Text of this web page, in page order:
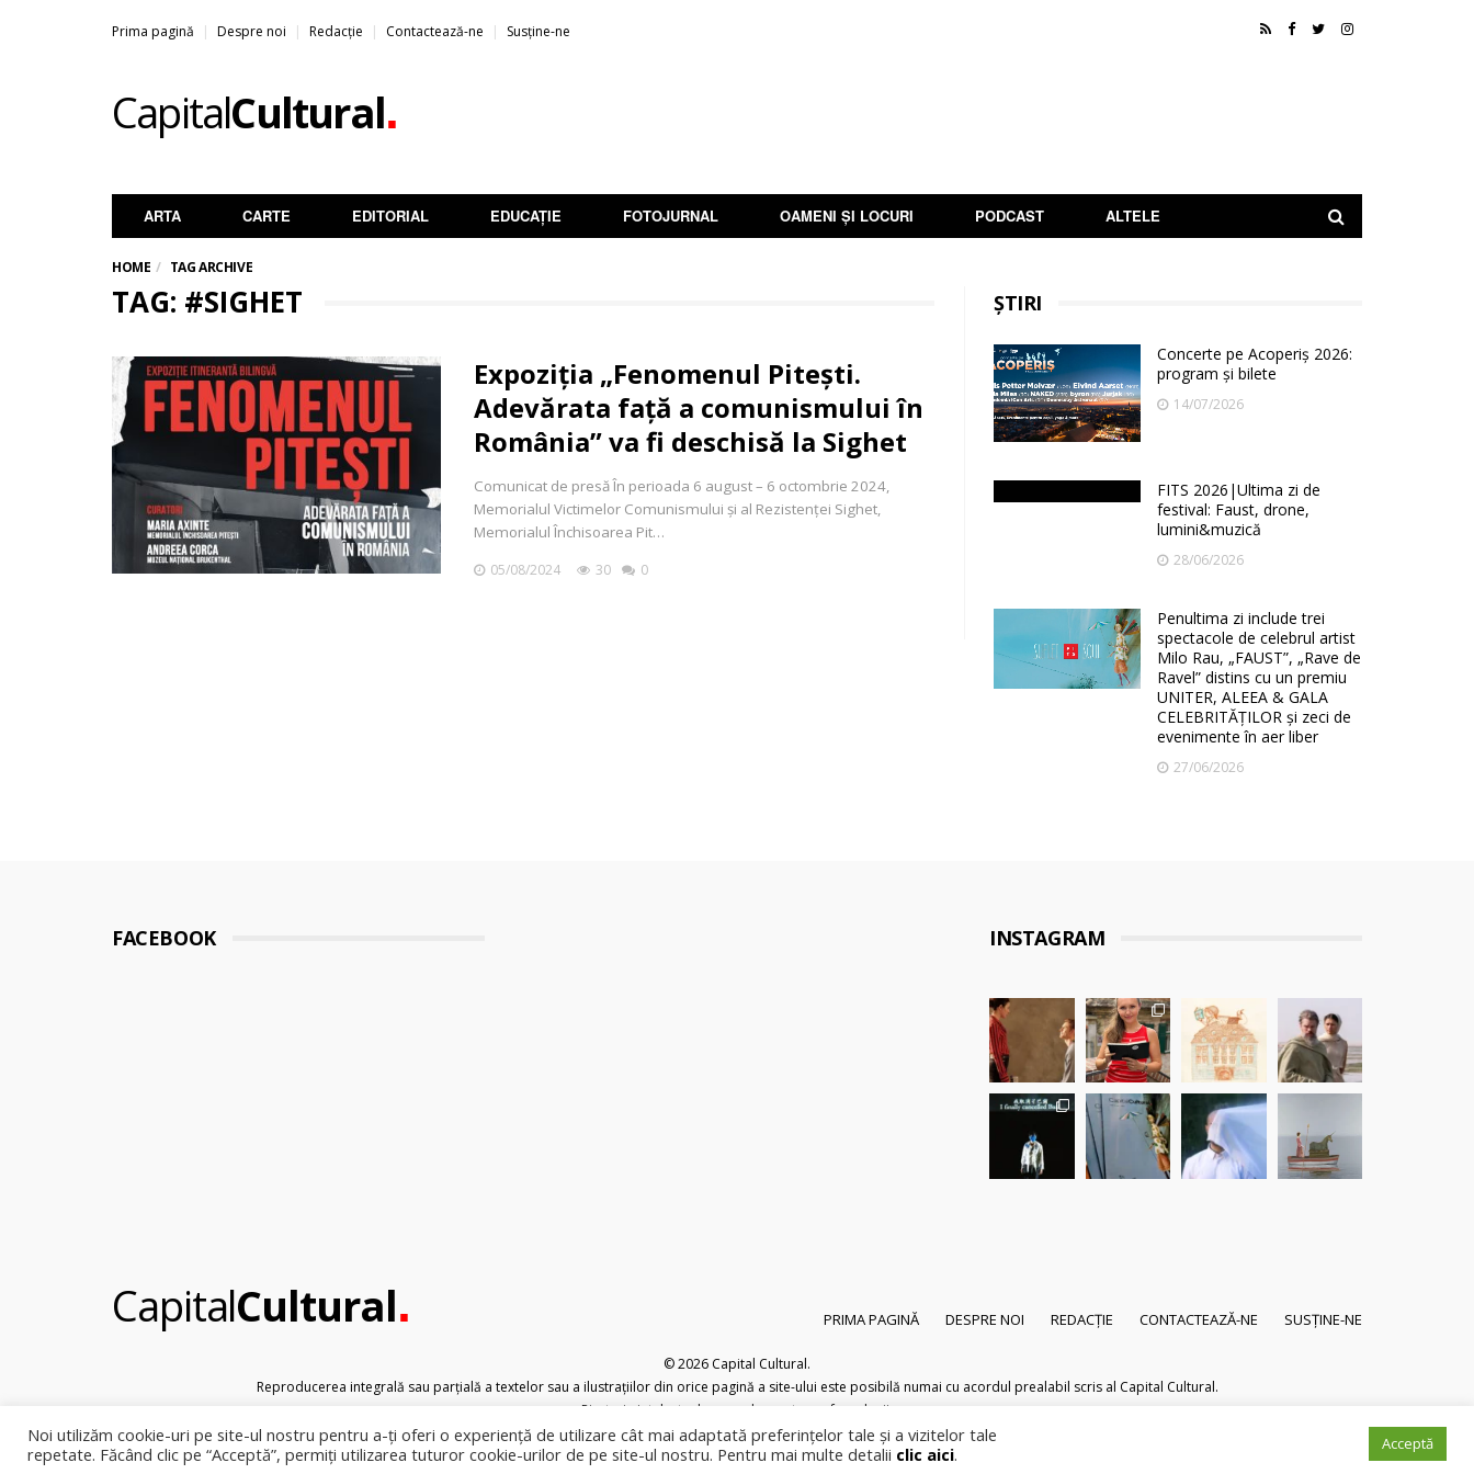
Prima pagină Despre noi Redacție Contactează-ne Susține-ne
CapitalCultural.
ARTA CARTE EDITORIAL EDUCAȚIE FOTOJURNAL OAMENI ȘI LOCURI PODCAST ALTELE
HOME TAG ARCHIVE
TAG: #SIGHET
Expoziția „Fenomenul Pitești.
Adevărata față a comunismului în
România” va fi deschisă la Sighet
Comunicat de presă În perioada 6 august – 6 octombrie 2024,
Memorialul Victimelor Comunismului și al Rezistenței Sighet,
Memorialul Închisoarea Pit…
05/08/2024 30 0
ȘTIRI
Concerte pe Acoperiș 2026:
program și bilete
14/07/2026
FITS 2026|Ultima zi de
festival: Faust, drone,
lumini&muzică
28/06/2026
Penultima zi include trei
spectacole de celebrul artist
Milo Rau, „FAUST”, „Rave de
Ravel” distins cu un premiu
UNITER, ALEEA & GALA
CELEBRITĂȚILOR și zeci de
evenimente în aer liber
27/06/2026
FACEBOOK INSTAGRAM
CapitalCultural. PRIMA PAGINĂ DESPRE NOI REDACȚIE CONTACTEAZĂ-NE SUSȚINE-NE
© 2026 Capital Cultural.
Reproducerea integrală sau parțială a textelor sau a ilustrațiilor din orice pagină a site-ului este posibilă numai cu acordul prealabil scris al Capital Cultural.
Pirateria intelectuala se pedepsește conform legii.
Noi utilizăm cookie-uri pe site-ul nostru pentru a-ți oferi o experiență de utilizare cât mai adaptată preferințelor tale și a vizitelor tale
repetate. Făcând clic pe “Acceptă”, permiți utilizarea tuturor cookie-urilor de pe site-ul nostru. Pentru mai multe detalii clic aici. Acceptă